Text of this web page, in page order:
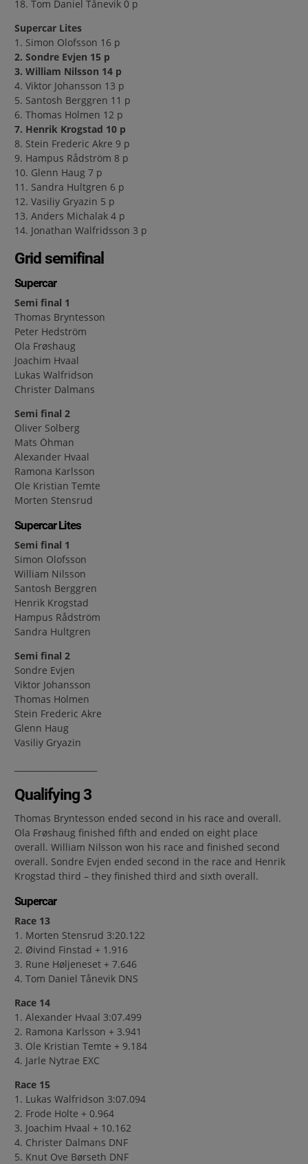
18. Tom Daniel Tånevik 0 p
Supercar Lites
1. Simon Olofsson 16 p
2. Sondre Evjen 15 p
3. William Nilsson 14 p
4. Viktor Johansson 13 p
5. Santosh Berggren 11 p
6. Thomas Holmen 12 p
7. Henrik Krogstad 10 p
8. Stein Frederic Akre 9 p
9. Hampus Rådström 8 p
10. Glenn Haug 7 p
11. Sandra Hultgren 6 p
12. Vasiliy Gryazin 5 p
13. Anders Michalak 4 p
14. Jonathan Walfridsson 3 p
Grid semifinal
Supercar
Semi final 1
Thomas Bryntesson
Peter Hedström
Ola Frøshaug
Joachim Hvaal
Lukas Walfridson
Christer Dalmans
Semi final 2
Oliver Solberg
Mats Öhman
Alexander Hvaal
Ramona Karlsson
Ole Kristian Temte
Morten Stensrud
Supercar Lites
Semi final 1
Simon Olofsson
William Nilsson
Santosh Berggren
Henrik Krogstad
Hampus Rådström
Sandra Hultgren
Semi final 2
Sondre Evjen
Viktor Johansson
Thomas Holmen
Stein Frederic Akre
Glenn Haug
Vasiliy Gryazin
Qualifying 3
Thomas Bryntesson ended second in his race and overall.
Ola Frøshaug finished fifth and ended on eight place
overall. William Nilsson won his race and finished second
overall. Sondre Evjen ended second in the race and Henrik
Krogstad third – they finished third and sixth overall.
Supercar
Race 13
1. Morten Stensrud 3:20.122
2. Øivind Finstad + 1.916
3. Rune Høljeneset + 7.646
4. Tom Daniel Tånevik DNS
Race 14
1. Alexander Hvaal 3:07.499
2. Ramona Karlsson + 3.941
3. Ole Kristian Temte + 9.184
4. Jarle Nytrae EXC
Race 15
1. Lukas Walfridson 3:07.094
2. Frode Holte + 0.964
3. Joachim Hvaal + 10.162
4. Christer Dalmans DNF
5. Knut Ove Børseth DNF